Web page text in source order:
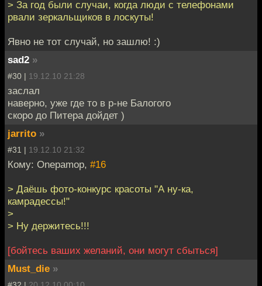
> За год были случаи, когда люди с телефонами
рвали зеркальщиков в лоскуты!
Явно не тот случай, но зашлю! :)
sad2 »
#30 | 19.12.10 21:28
заслал
наверно, уже где то в р-не Балогого
скоро до Питера дойдет )
jarrito »
#31 | 19.12.10 21:32
Кому: Onepamop, #16
> Даёшь фото-конкурс красоты "А ну-ка,
камрадессы!"
>
> Ну держитесь!!!
[бойтесь ваших желаний, они могут сбыться]
Must_die »